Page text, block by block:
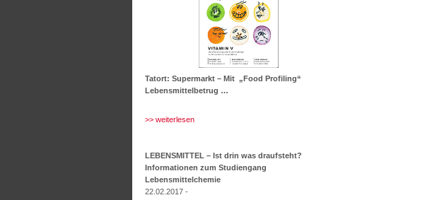
Tatort: Supermarkt – Mit „Food Profiling“
Lebensmittelbetrug …
>> weiterlesen
LEBENSMITTEL – Ist drin was draufsteht?
Informationen zum Studiengang
Lebensmittelchemie
22.02.2017 -